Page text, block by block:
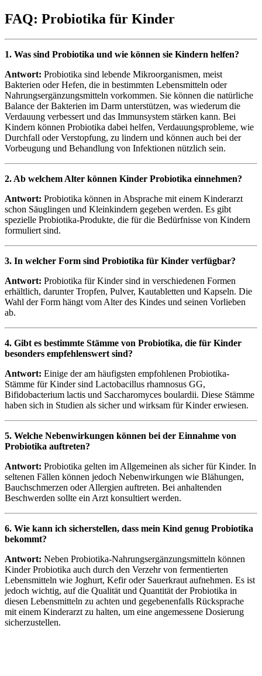
FAQ: Probiotika für Kinder
1. Was sind Probiotika und wie können sie Kindern helfen?
Antwort: Probiotika sind lebende Mikroorganismen, meist
Bakterien oder Hefen, die in bestimmten Lebensmitteln oder
Nahrungsergänzungsmitteln vorkommen. Sie können die natürliche
Balance der Bakterien im Darm unterstützen, was wiederum die
Verdauung verbessert und das Immunsystem stärken kann. Bei
Kindern können Probiotika dabei helfen, Verdauungsprobleme, wie
Durchfall oder Verstopfung, zu lindern und können auch bei der
Vorbeugung und Behandlung von Infektionen nützlich sein.
2. Ab welchem Alter können Kinder Probiotika einnehmen?
Antwort: Probiotika können in Absprache mit einem Kinderarzt
schon Säuglingen und Kleinkindern gegeben werden. Es gibt
spezielle Probiotika-Produkte, die für die Bedürfnisse von Kindern
formuliert sind.
3. In welcher Form sind Probiotika für Kinder verfügbar?
Antwort: Probiotika für Kinder sind in verschiedenen Formen
erhältlich, darunter Tropfen, Pulver, Kautabletten und Kapseln. Die
Wahl der Form hängt vom Alter des Kindes und seinen Vorlieben
ab.
4. Gibt es bestimmte Stämme von Probiotika, die für Kinder
besonders empfehlenswert sind?
Antwort: Einige der am häufigsten empfohlenen Probiotika-
Stämme für Kinder sind Lactobacillus rhamnosus GG,
Bifidobacterium lactis und Saccharomyces boulardii. Diese Stämme
haben sich in Studien als sicher und wirksam für Kinder erwiesen.
5. Welche Nebenwirkungen können bei der Einnahme von
Probiotika auftreten?
Antwort: Probiotika gelten im Allgemeinen als sicher für Kinder. In
seltenen Fällen können jedoch Nebenwirkungen wie Blähungen,
Bauchschmerzen oder Allergien auftreten. Bei anhaltenden
Beschwerden sollte ein Arzt konsultiert werden.
6. Wie kann ich sicherstellen, dass mein Kind genug Probiotika
bekommt?
Antwort: Neben Probiotika-Nahrungsergänzungsmitteln können
Kinder Probiotika auch durch den Verzehr von fermentierten
Lebensmitteln wie Joghurt, Kefir oder Sauerkraut aufnehmen. Es ist
jedoch wichtig, auf die Qualität und Quantität der Probiotika in
diesen Lebensmitteln zu achten und gegebenenfalls Rücksprache
mit einem Kinderarzt zu halten, um eine angemessene Dosierung
sicherzustellen.